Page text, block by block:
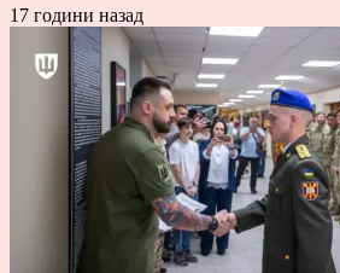
17 години назад